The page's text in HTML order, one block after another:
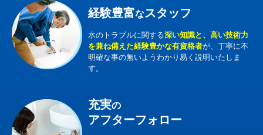
経験豊富なスタッフ
水のトラブルに関する深い知識と、高い技術力
を兼ね備えた経験豊かな有資格者が、丁寧に不
明確な事の無いようわかり易く説明いたしま
す。
充実の
アフターフォロー